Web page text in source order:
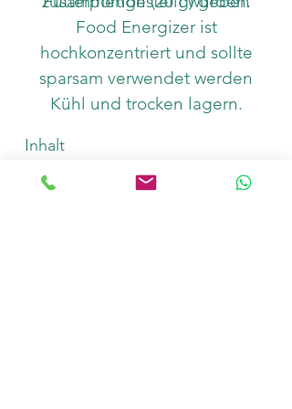
Food Energizer ist
hochkonzentriert und sollte
sparsam verwendet werden
Kühl und trocken lagern.
Inhalt